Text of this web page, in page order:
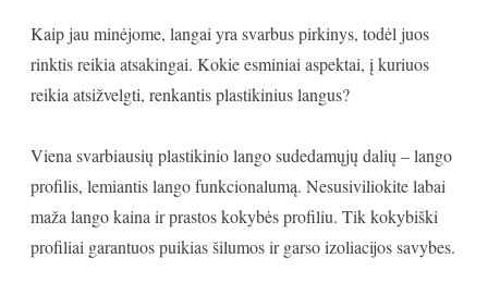
Kaip jau minėjome, langai yra svarbus pirkinys, todėl juos
rinktis reikia atsakingai. Kokie esminiai aspektai, į kuriuos
reikia atsižvelgti, renkantis plastikinius langus?
Viena svarbiausių plastikinio lango sudedamųjų dalių – lango
profilis, lemiantis lango funkcionalumą. Nesusiviliokite labai
maža lango kaina ir prastos kokybės profiliu. Tik kokybiški
profiliai garantuos puikias šilumos ir garso izoliacijos savybes.